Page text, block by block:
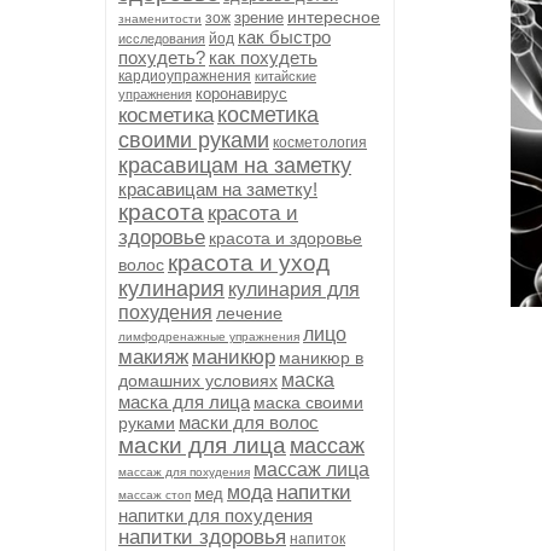
знаменитости зож зрение интересное
исследования йод как быстро
похудеть? как похудеть
кардиоупражнения китайские
упражнения коронавирус
косметика косметика
своими руками косметология
красавицам на заметку
красавицам на заметку!
красота красота и
здоровье красота и здоровье
волос красота и уход
кулинария кулинария для
похудения лечение
лимфодренажные упражнения лицо
макияж маникюр маникюр в
домашних условиях маска
маска для лица маска своими
руками маски для волос
маски для лица массаж
массаж для похудения массаж лица
массаж стоп мед мода напитки
напитки для похудения
напитки здоровья напиток